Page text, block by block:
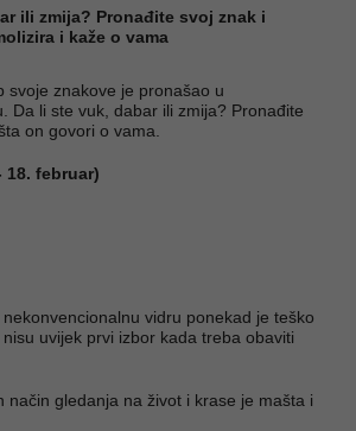
ili zmija? Pronađite svoj znak i
i kaže o vama
svoje znakove je pronašao u
Da li ste vuk, dabar ili zmija? Pronađite
on govori o vama.
18. februar)
vidru ponekad je teško
uvijek prvi izbor kada treba obaviti
način gledanja na život i krase je mašta i